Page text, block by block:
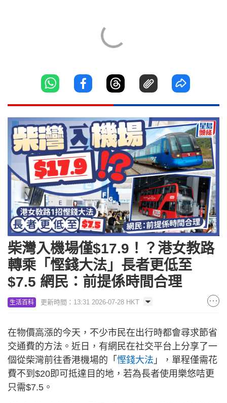
柴灣入機場僅$17.9！？港女教路
轉乘「慳錢大法」長者更低至
$7.5 網民：前提係時間合理
生活百科 更新時間：13:31 2026-07-28 HKT
在物價高漲的今天，不少市民在出行時都會尋求節省
交通費的方法。近日，有網民在社交平台上分享了一
個從柴灣前往香港機場的「 慳錢大法 」，單程僅需花
費不到$20即可抵達目的地，若為長者使用樂悠咭更
只需$7.5。